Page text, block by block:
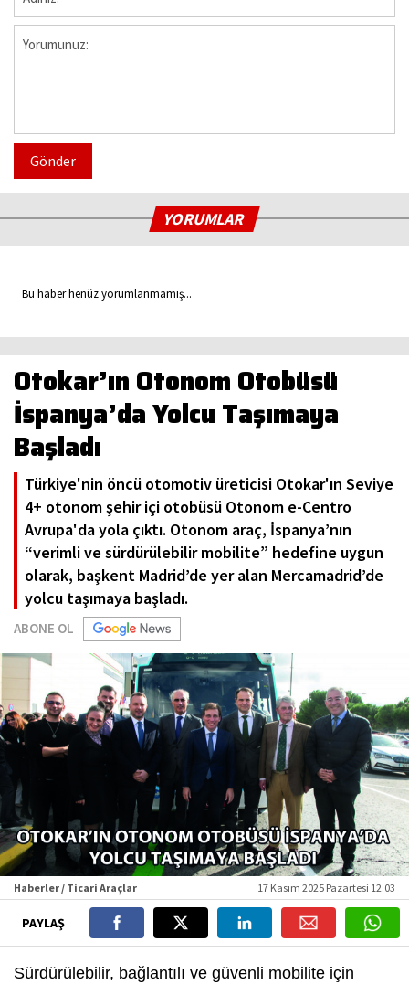
Gönder
YORUMLAR
Bu haber henüz yorumlanmamış...
Otokar’ın Otonom Otobüsü
İspanya’da Yolcu Taşımaya
Başladı
Türkiye'nin öncü otomotiv üreticisi Otokar'ın Seviye
4+ otonom şehir içi otobüsü Otonom e-Centro
Avrupa'da yola çıktı. Otonom araç, İspanya’nın
“verimli ve sürdürülebilir mobilite” hedefine uygun
olarak, başkent Madrid’de yer alan Mercamadrid’de
yolcu taşımaya başladı.
ABONE OL
Haberler / Ticari Araçlar 17 Kasım 2025 Pazartesi 12:03
PAYLAŞ
Sürdürülebilir, bağlantılı ve güvenli mobilite için